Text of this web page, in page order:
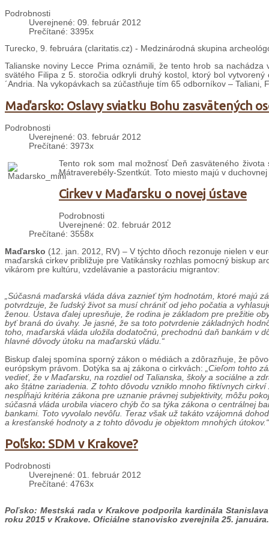
Podrobnosti
Uverejnené: 09. február 2012
Prečítané: 3395x
Turecko, 9. februára (claritatis.cz) - Medzinárodná skupina
Talianske noviny Lecce Prima oznámili, že tento hrob sa
svätého Filipa z 5. storočia odkryli druhý kostol, ktorý bol
´Andria. Na vykopávkach sa zúčastňuje tím 65 odborníkov – Taliani,
Maďarsko: Oslavy sviatku Bohu zasvätených
Podrobnosti
Uverejnené: 03. február 2012
Prečítané: 3973x
Tento rok som mal možnosť Deň zasväteného
Mátraverebély-Szentkút. Toto miesto majú v
Cirkev v Maďarsku o novej ústave
Podrobnosti
Uverejnené: 02. február 2012
Prečítané: 3558x
Maďarsko (12. jan. 2012, RV) – V týchto dňoch rezonuje nielen v
maďarská cirkev približuje pre Vatikánsky rozhlas pomocný biskup
vikárom pre kultúru, vzdelávanie a pastoráciu migrantov:
Súčasná maďarská vláda dáva zaznieť tým hodnotám, ktoré majú
potvrdzuje, že ľudský život sa musí chrániť od jeho počatia a
ženou. Ústava ďalej upresňuje, že rodina je základom pre prežitie
byť braná do úvahy. Je jasné, že sa toto potvrdenie základných
toho maďarská vláda uložila dodatočnú, prechodnú daň bankám v
hlavné dôvody útoku na maďarskú vládu.“
Biskup ďalej spomína sporný zákon o médiách a zdôrazňuje, že
európskym právom. Dotýka sa aj zákona o cirkvách:
„Cieľom tohto
vedieť, že v Maďarsku, na rozdiel od Talianska, školy a sociálne a
ako štátne zariadenia. Z tohto dôvodu vzniklo mnoho fiktívnych
nespĺňajú kritéria zákona pre uznanie právnej subjektivity, môžu
súčasná vláda urobila viacero chýb čo sa týka zákona o centrálnej
bankami. Toto vyvolalo nevôľu. Teraz však už takáto vzájomná
a kresťanské hodnoty a z tohto dôvodu je objektom mnohých útokov.“
Poľsko: SDM v Krakove?
Podrobnosti
Uverejnené: 01. február 2012
Prečítané: 4763x
Poľsko: Mestská rada v Krakove podporila kardinála
roku 2015 v Krakove. Oficiálne stanovisko zverejnila 25. januára.